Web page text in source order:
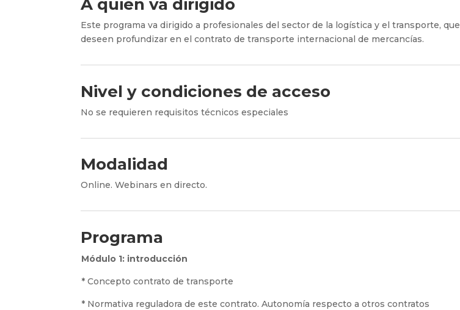
A quién va dirigido
Este programa va dirigido a profesionales del sector de la logística y el transporte, que
deseen profundizar en el contrato de transporte internacional de mercancías.
Nivel y condiciones de acceso
No se requieren requisitos técnicos especiales
Modalidad
Online. Webinars en directo.
Programa
Módulo 1: introducción
* Concepto contrato de transporte
* Normativa reguladora de este contrato. Autonomía respecto a otros contratos